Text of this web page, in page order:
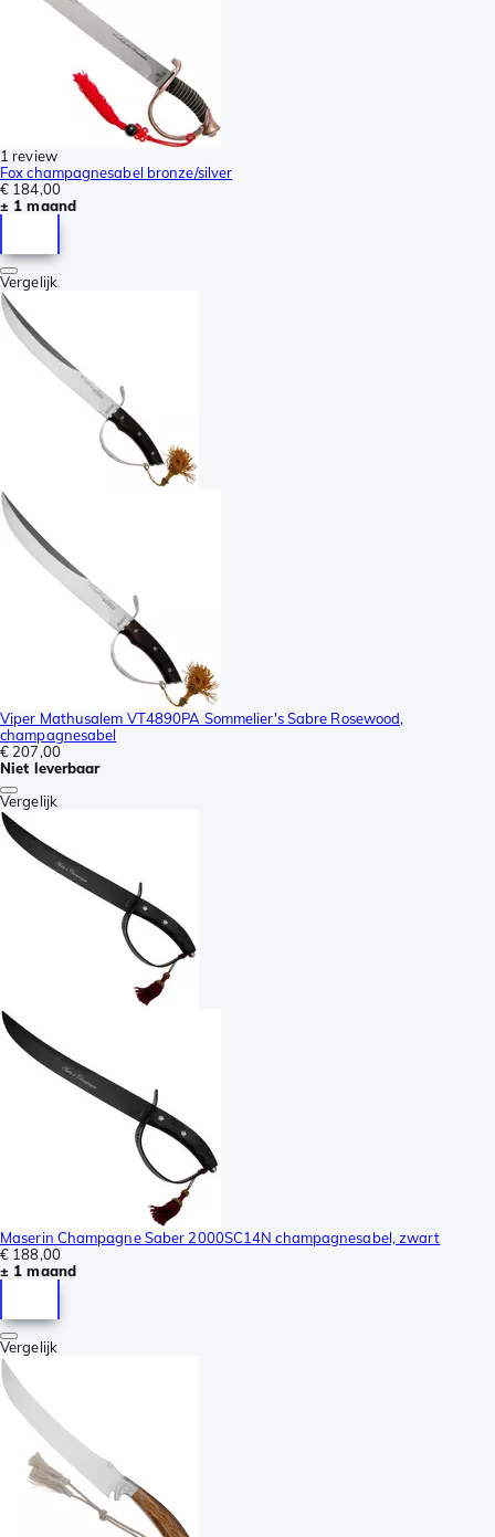
1 review
Fox champagnesabel bronze/silver
€ 184,00
± 1 maand
Vergelijk
Viper Mathusalem VT4890PA Sommelier's Sabre Rosewood,
champagnesabel
€ 207,00
Niet leverbaar
Vergelijk
Maserin Champagne Saber 2000SC14N champagnesabel, zwart
€ 188,00
± 1 maand
Vergelijk